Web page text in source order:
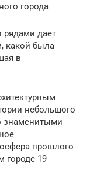
города
дает
какой была
в
небольшого
знаменитыми
прошлого
городе 19